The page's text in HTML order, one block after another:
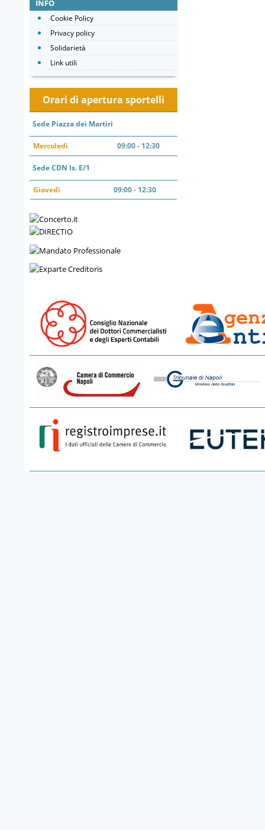
INFO
Cookie Policy
Privacy policy
Solidarietà
Link utili
Orari di apertura sportelli
Sede Piazza dei Martiri
Mercoledì 09:00 - 12:30
Sede CDN Is. E/1
Giovedì 09:00 - 12:30